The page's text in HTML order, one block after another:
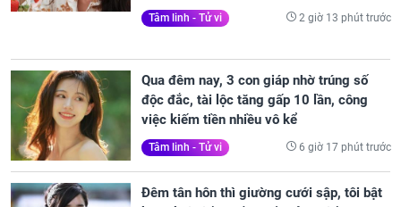
Tâm linh - Tử vi 2 giờ 13 phút trước
Qua đêm nay, 3 con giáp nhờ trúng số
độc đắc, tài lộc tăng gấp 10 lần, công
việc kiếm tiền nhiều vô kể
Tâm linh - Tử vi 6 giờ 17 phút trước
Đêm tân hôn thì giường cưới sập, tôi bật